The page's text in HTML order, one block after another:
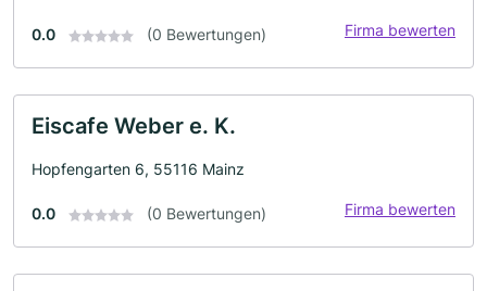
0.0 (0 Bewertungen) Firma bewerten
Eiscafe Weber e. K.
Hopfengarten 6, 55116 Mainz
0.0 (0 Bewertungen) Firma bewerten